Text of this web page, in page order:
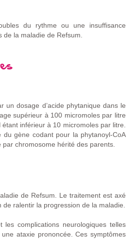
du rythme ou une insuffisance
la maladie de Refsum.
un dosage d’acide phytanique dans le
supérieur à 100 micromoles par litre
inférieur à 10 micromoles par litre.
gène codant pour la phytanoyl-CoA
chromosome hérité des parents.
de Refsum. Le traitement est axé
ralentir la progression de la maladie.
complications neurologiques telles
ataxie prononcée. Ces symptômes